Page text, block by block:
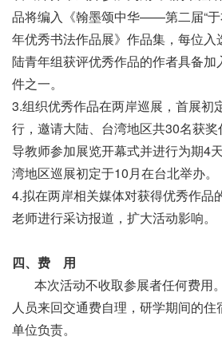
品将编入《翰墨颂中华——第二届“于
年优秀书法作品展》作品集，每位入
陆青年组获评优秀作品的作者具备
件之一。
3.组织优秀作品在两岸巡展，首展初
行，邀请大陆、台湾地区共30名获
导教师参加展览开幕式并进行为期4
湾地区巡展初定于10月在台北举办。
4.拟在两岸相关媒体对获得优秀作品
老师进行采访报道，扩大活动影响。
四、费 用
本次活动不收取参展者任何费用
人员来回交通费自理，研学期间的
单位负责。